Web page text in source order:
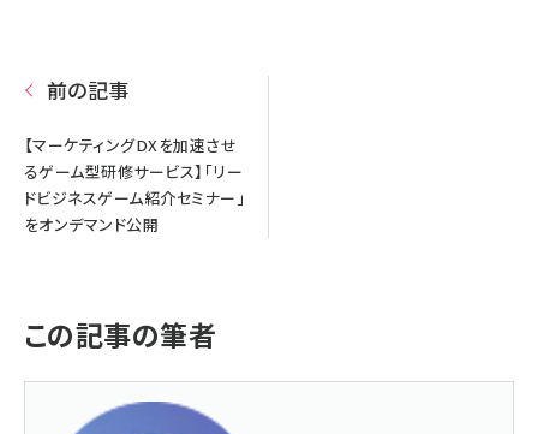
前の記事
【マーケティングDXを加速させ
るゲーム型研修サービス】「リー
ドビジネスゲーム紹介セミナー」
をオンデマンド公開
この記事の筆者